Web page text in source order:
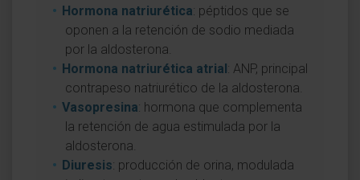
Hormona natriurética: péptidos que se
oponen a la retención de sodio mediada
por la aldosterona.
Hormona natriurética atrial: ANP, principal
contrapeso natriurético de la aldosterona.
Vasopresina: hormona que complementa
la retención de agua estimulada por la
aldosterona.
Diuresis: producción de orina, modulada